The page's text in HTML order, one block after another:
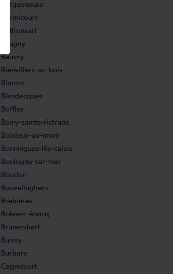
Bergueneuse
Bermicourt
Béthonsart
Beugny
Beuvry
Bienvillers-au-bois
Bimont
Blendecques
Boffles
Boiry-sainte-rictrude
Boisleux-au-mont
Bonningues-lès-calais
Boulogne-sur-mer
Bourlon
Bouvelinghem
Brebières
Bréxent-énocq
Brunembert
Buissy
Burbure
Cagnicourt